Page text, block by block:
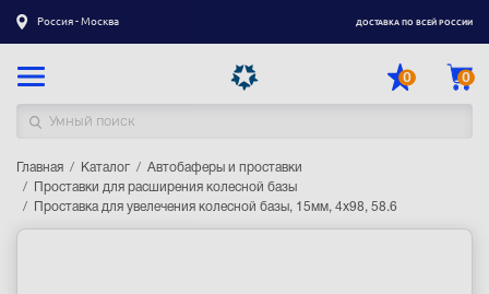
Россия - Москва ДОСТАВКА ПО ВСЕЙ РОССИИ
0 0
Каталог товаров
Регистрация Вход
Главная Каталог
Автобаферы и проставки
Проставки для расширения колесной базы
Проставка для увелечения колесной базы, 15мм, 4x98, 58.6